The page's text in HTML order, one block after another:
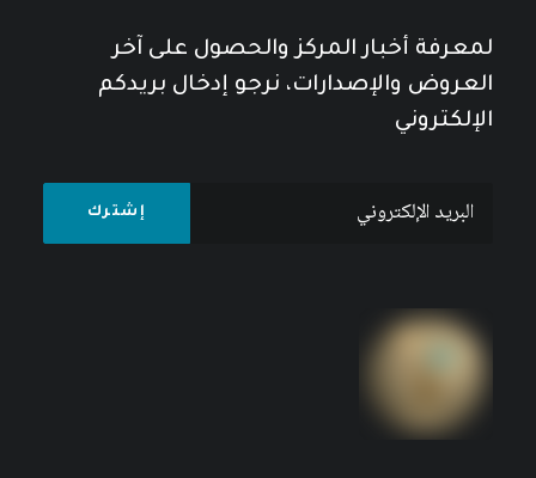
لمعرفة أخبار المركز والحصول على آخر
العروض والإصدارات، نرجو إدخال بريدكم
الإلكتروني